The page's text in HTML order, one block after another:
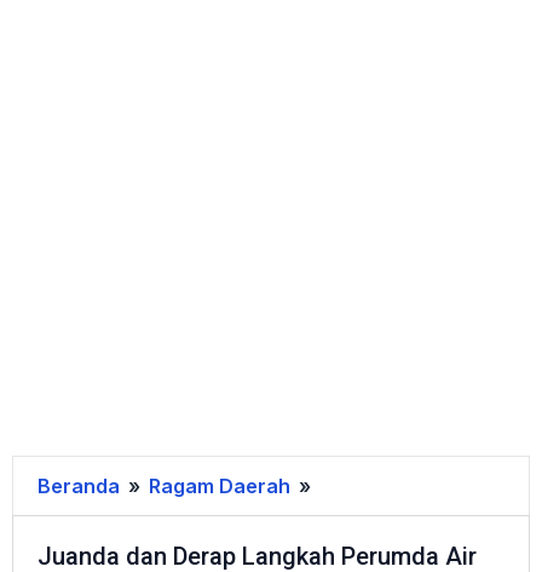
Beranda » Ragam Daerah »
dan
Derap
Juanda dan Derap Langkah Perumda Air